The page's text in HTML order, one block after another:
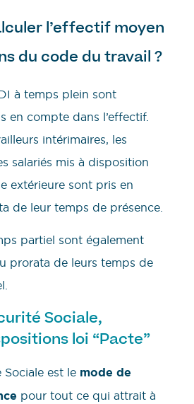
l’effectif moyen
du code du travail ?
à temps plein sont
en compte dans l’effectif.
intérimaires, les
salariés mis à disposition
extérieure sont pris en
de leur temps de présence.
partiel sont également
prorata de leurs temps de
Sociale,
loi “Pacte”
Sociale est le mode de
pour tout ce qui attrait à